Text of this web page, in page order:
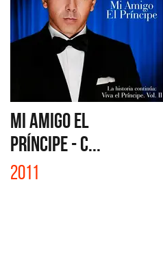
MI AMIGO EL
PRÍNCIPE - C...
2011